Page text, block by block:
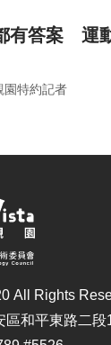
有答案 運
園特約記者
All Rights
區和平東路二段